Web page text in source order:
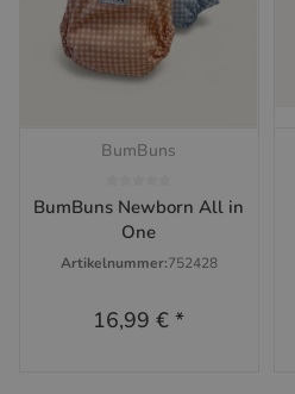
BumBuns
BumBuns Newborn All in
One
Artikelnummer:752428
16,99 €*